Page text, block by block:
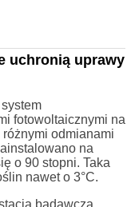
uchronią uprawy
fotowoltaicznymi na
odmianami
na
o 90 stopni. Taka
nawet o 3°C.
badawcza